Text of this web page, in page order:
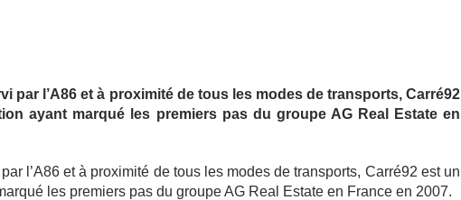
par l’A86 et à proximité de tous les modes de transports, Carré92
ayant marqué les premiers pas du groupe AG Real Estate en
l’A86 et à proximité de tous les modes de transports, Carré92 est un
les premiers pas du groupe AG Real Estate en France en 2007.